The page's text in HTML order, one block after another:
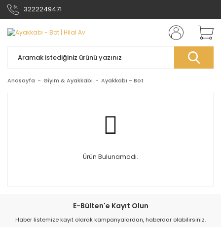
3222249471
Anasayfa Giyim & Ayakkabı Ayakkabı - Bot
Ürün Bulunamadı.
E-Bülten'e Kayıt Olun
Haber listemize kayıt olarak kampanyalardan, haberdar olabilirsiniz.